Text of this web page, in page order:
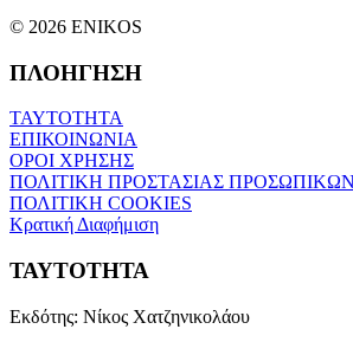
© 2026 ENIKOS
ΠΛΟΗΓΗΣΗ
ΤΑΥΤΟΤΗΤΑ
ΕΠΙΚΟΙΝΩΝΙΑ
ΟΡΟΙ ΧΡΗΣΗΣ
ΠΟΛΙΤΙΚΗ ΠΡΟΣΤΑΣΙΑΣ
ΠΟΛΙΤΙΚΗ COOKIES
Κρατική Διαφήμιση
ΤΑΥΤΟΤΗΤΑ
Εκδότης: Νίκος Χατζηνικολάου